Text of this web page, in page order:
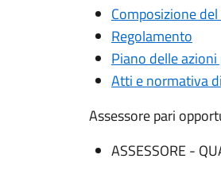
Composizione del
Regolamento
Piano delle
Atti e normativa
Assessore pari
ASSESSORE -